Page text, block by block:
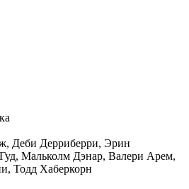
Деби Дерриберри, Эрин
Мальколм Дэнар, Валери Арем,
Тодд Хаберкорн